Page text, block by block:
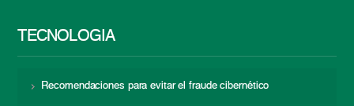
TECNOLOGÍA
Recomendaciones para evitar el fraude cibernético